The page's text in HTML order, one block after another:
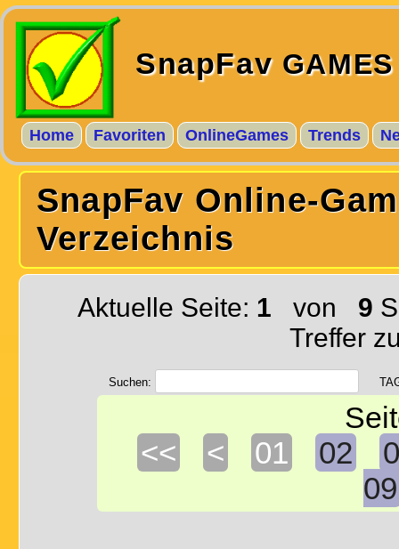
SnapFavGAMES
Home Favoriten OnlineGames Trends
SnapFav Online-
Verzeichnis
Aktuelle Seite: 1 von 9
Treffer
Suchen:
<< < 01 02
09